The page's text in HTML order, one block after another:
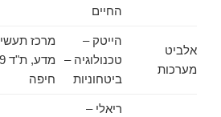
החיים
אלביט
מערכות
הייטק –
טכנולוגיה –
ביטחוניות
מרכז תעשיות
חיפה
ריאלי –